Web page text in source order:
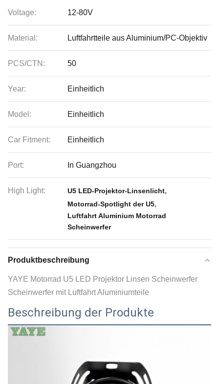
Voltage: 12-80V
Material: Luftfahrtteile aus Aluminium/PC-Objektiv
PCS/CTN: 50
Year: Einheitlich
Model: Einheitlich
Car Fitment: Einheitlich
Port: In Guangzhou
High Light: U5 LED-Projektor-Linsenlicht,
Motorrad-Spotlight der U5,
Luftfahrt Aluminium Motorrad
Scheinwerfer
Produktbeschreibung
YAYE Motorrad U5 LED Projektor Linsen Scheinwerfer
Scheinwerfer mit Luftfahrt Aluminiumteile
Beschreibung der Produkte